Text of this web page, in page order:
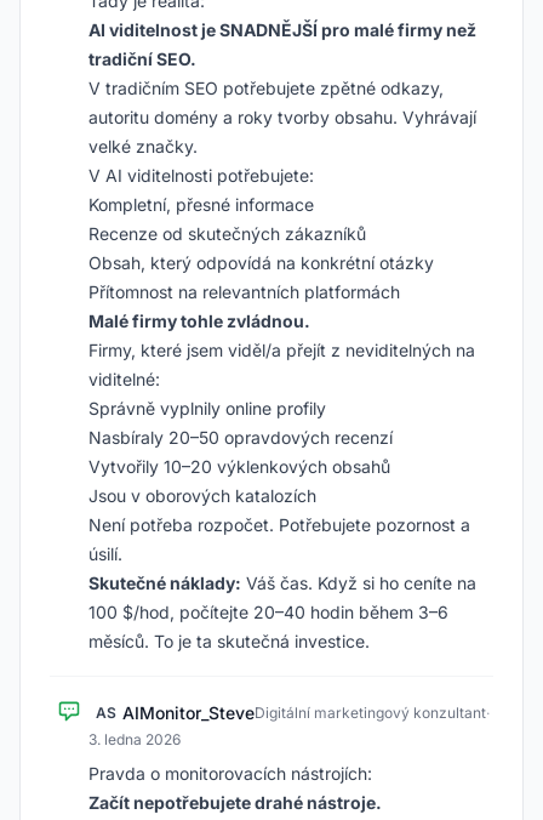
AI viditelnost je SNADNĚJŠÍ pro malé firmy než
tradiční SEO.
V tradičním SEO potřebujete zpětné odkazy,
autoritu domény a roky tvorby obsahu. Vyhrávají
velké značky.
V AI viditelnosti potřebujete:
Kompletní, přesné informace
Recenze od skutečných zákazníků
Obsah, který odpovídá na konkrétní otázky
Přítomnost na relevantních platformách
Malé firmy tohle zvládnou.
Firmy, které jsem viděl/a přejít z neviditelných na
viditelné:
Správně vyplnily online profily
Nasbíraly 20–50 opravdových recenzí
Vytvořily 10–20 výklenkových obsahů
Jsou v oborových katalozích
Není potřeba rozpočet. Potřebujete pozornost a
úsilí.
Skutečné náklady: Váš čas. Když si ho ceníte na
100 $/hod, počítejte 20–40 hodin během 3–6
měsíců. To je ta skutečná investice.
AS AIMonitor_SteveDigitální marketingový konzultant·
3. ledna 2026
Pravda o monitorovacích nástrojích:
Začít nepotřebujete drahé nástroje.